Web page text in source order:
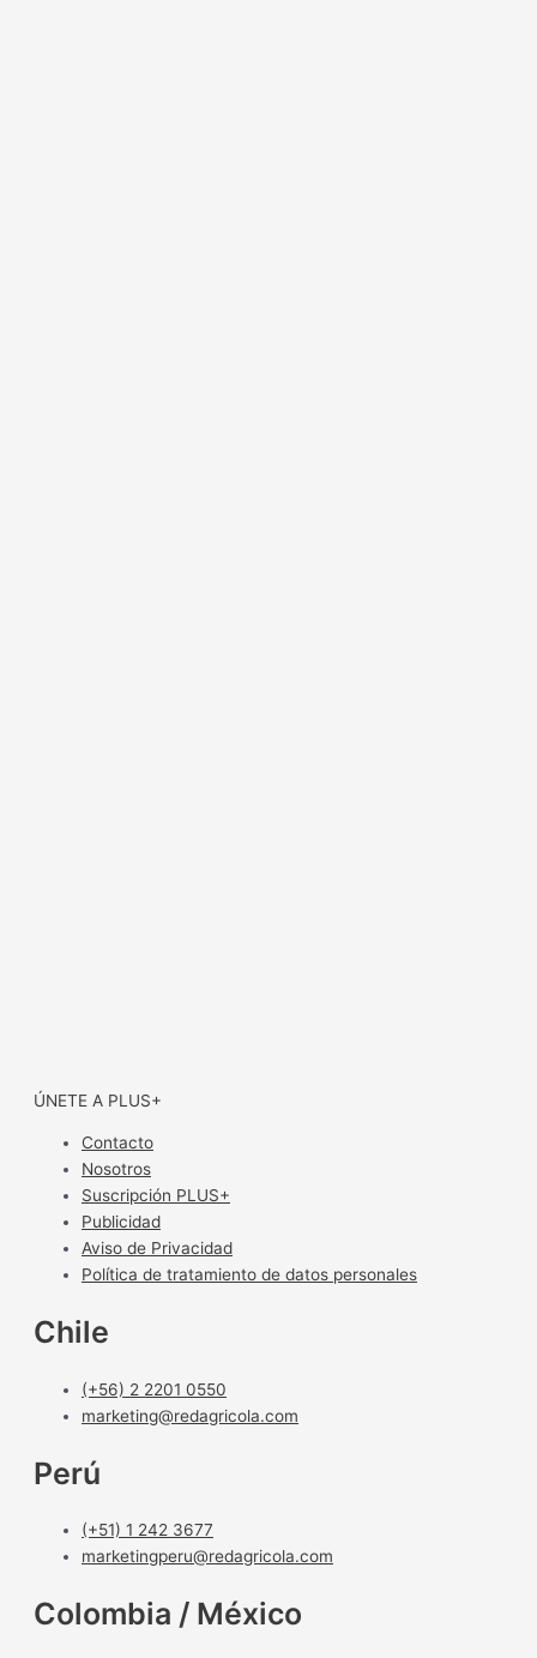
ÚNETE A PLUS+
Contacto
Nosotros
Suscripción PLUS+
Publicidad
Aviso de Privacidad
Política de tratamiento de datos personales
Chile
(+56) 2 2201 0550
marketing@redagricola.com
Perú
(+51) 1 242 3677
marketingperu@redagricola.com
Colombia / México